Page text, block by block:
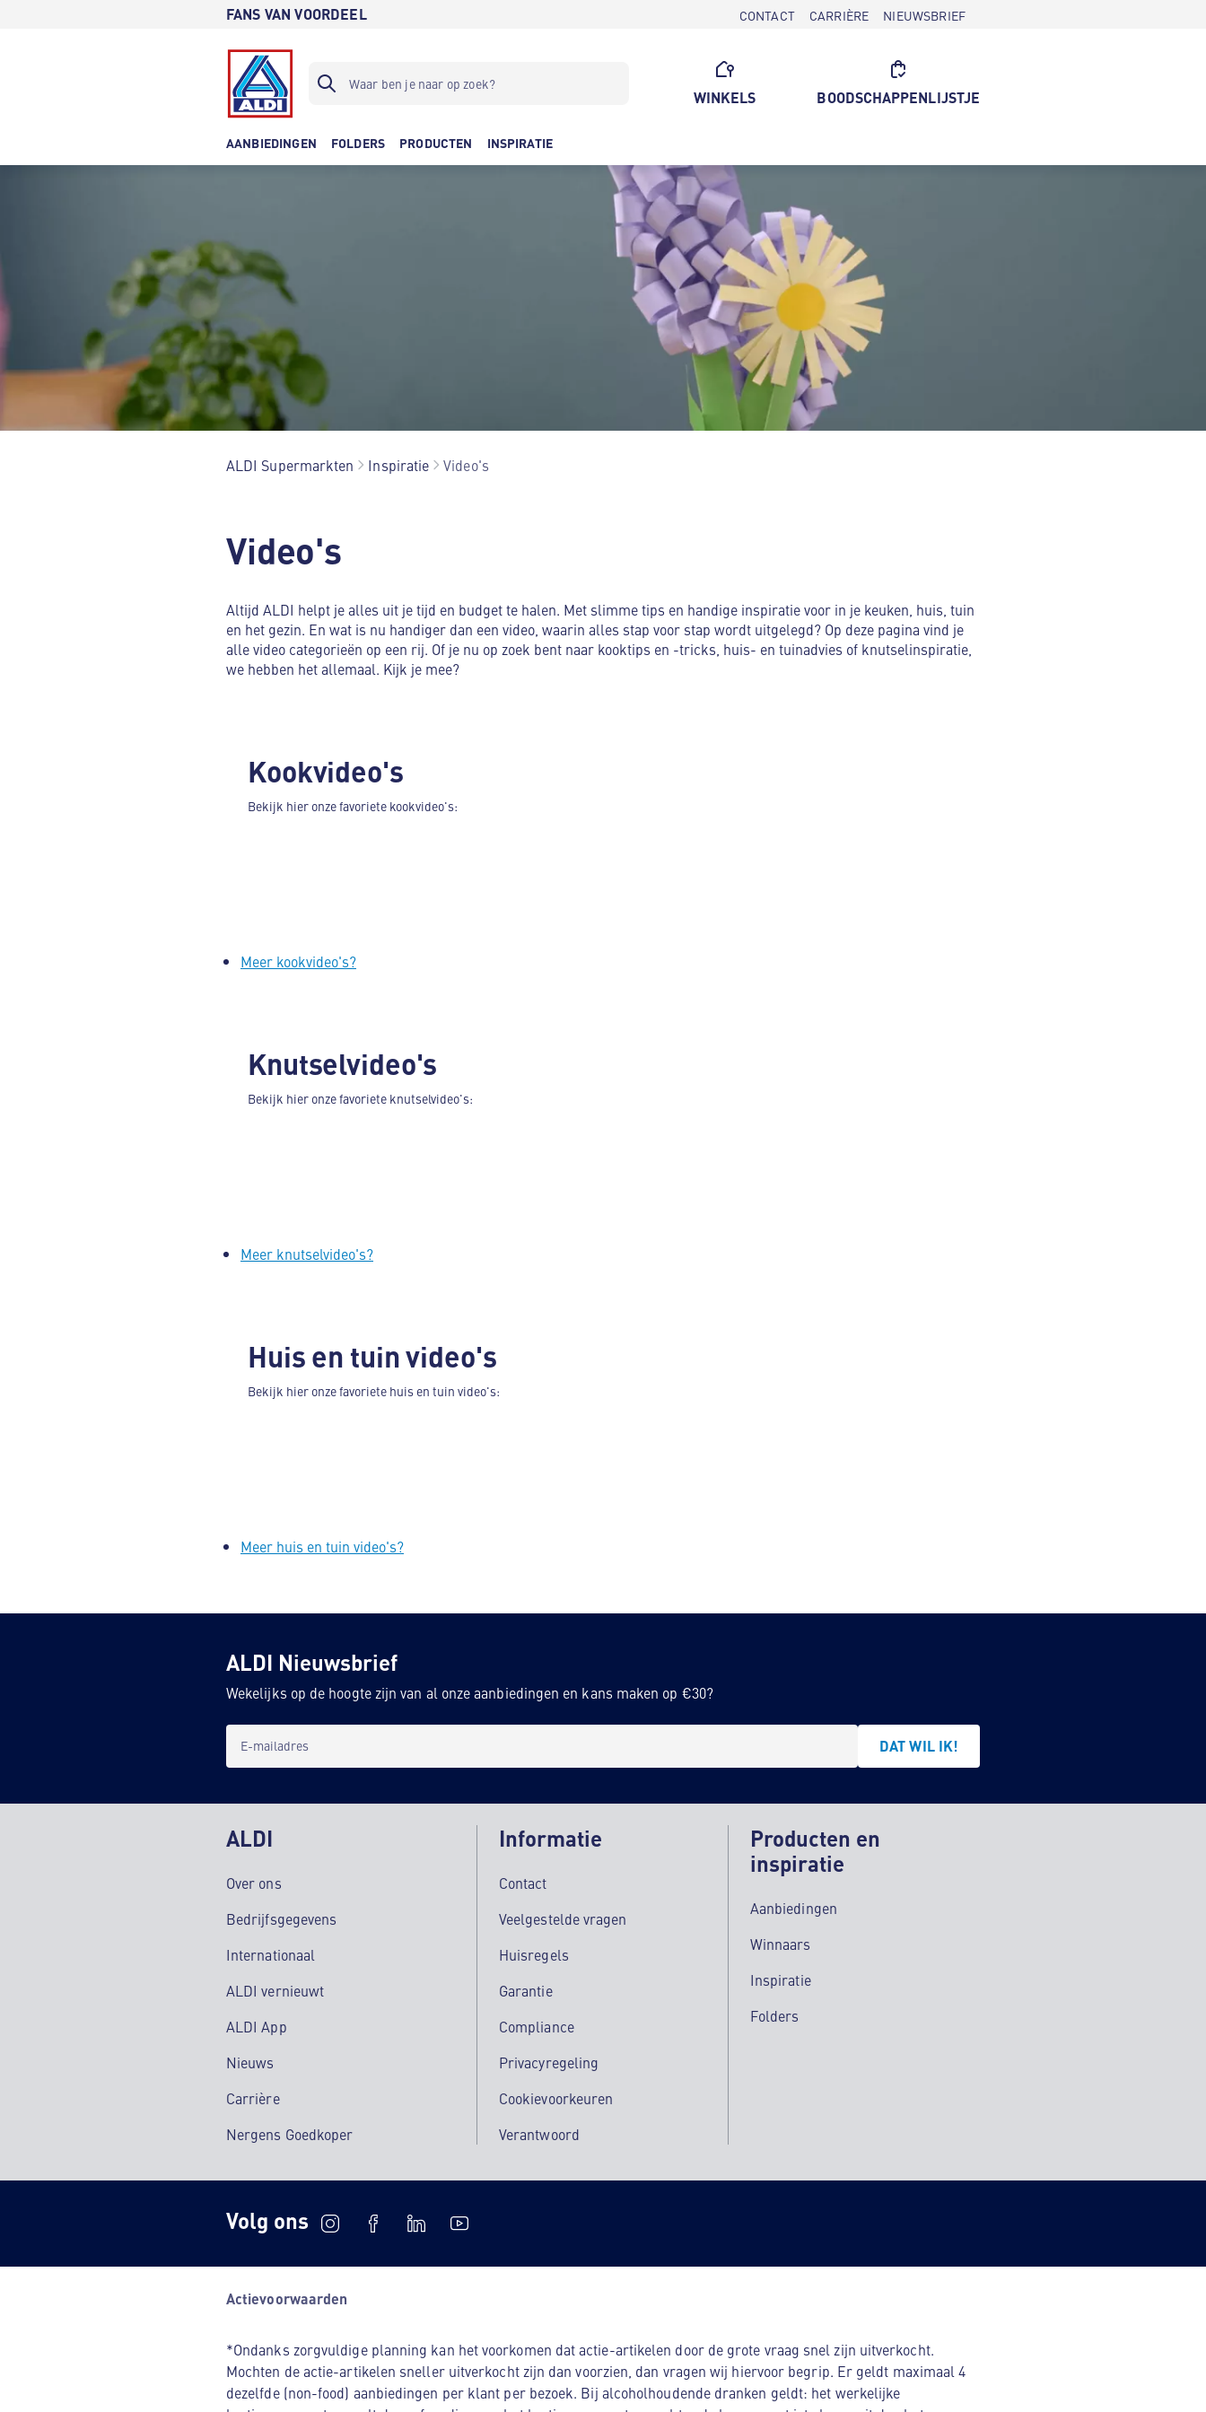
FANS VAN VOORDEEL CONTACT CARRIÈRE NIEUWSBRIEF
WINKELS BOODSCHAPPENLIJSTJE
AANBIEDINGEN FOLDERS PRODUCTEN INSPIRATIE
ALDI Supermarkten Inspiratie Video's
Video's
Altijd ALDI helpt je alles uit je tijd en budget te halen. Met slimme tips en handige inspiratie voor in je keuken, huis, tuin
en het gezin. En wat is nu handiger dan een video, waarin alles stap voor stap wordt uitgelegd? Op deze pagina vind je
alle video categorieën op een rij. Of je nu op zoek bent naar kooktips en -tricks, huis- en tuinadvies of knutselinspiratie,
we hebben het allemaal. Kijk je mee?
Kookvideo's
Bekijk hier onze favoriete kookvideo's:
Meer kookvideo's?
Knutselvideo's
Bekijk hier onze favoriete knutselvideo's:
Meer knutselvideo's?
Huis en tuin video's
Bekijk hier onze favoriete huis en tuin video's:
Meer huis en tuin video's?
ALDI Nieuwsbrief
Wekelijks op de hoogte zijn van al onze aanbiedingen en kans maken op €30?
E-mailadres DAT WIL IK!
ALDI
Over ons
Bedrijfsgegevens
Internationaal
ALDI vernieuwt
ALDI App
Nieuws
Carrière
Nergens Goedkoper
Informatie
Contact
Veelgestelde vragen
Huisregels
Garantie
Compliance
Privacyregeling
Cookievoorkeuren
Verantwoord
Producten en
inspiratie
Aanbiedingen
Winnaars
Inspiratie
Folders
Volg ons
Actievoorwaarden
*Ondanks zorgvuldige planning kan het voorkomen dat actie-artikelen door de grote vraag snel zijn uitverkocht.
Mochten de actie-artikelen sneller uitverkocht zijn dan voorzien, dan vragen wij hiervoor begrip. Er geldt maximaal 4
dezelfde (non-food) aanbiedingen per klant per bezoek. Bij alcoholhoudende dranken geldt: het werkelijke